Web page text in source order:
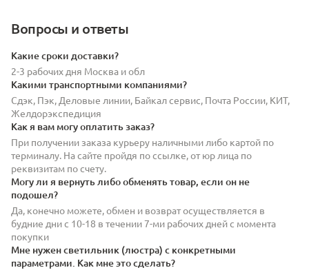
Вопросы и ответы
Какие сроки доставки?
2-3 рабочих дня Москва и обл
Какими транспортными компаниями?
Сдэк, Пэк, Деловые линии, Байкал сервис, Почта России, КИТ,
Желдорэкспедиция
Как я вам могу оплатить заказ?
При получении заказа курьеру наличными либо картой по
терминалу. На сайте пройдя по ссылке, от юр лица по
реквизитам по счету.
Могу ли я вернуть либо обменять товар, если он не
подошел?
Да, конечно можете, обмен и возврат осуществляется в
будние дни с 10-18 в течении 7-ми рабочих дней с момента
покупки
Мне нужен светильник (люстра) с конкретными
параметрами. Как мне это сделать?